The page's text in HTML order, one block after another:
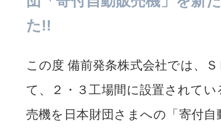
た!!
この度 備前発条株式会社では、
て、２・３工場間に設置されて
売機を日本財団さまへの「寄付